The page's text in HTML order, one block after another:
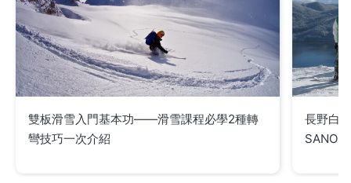
雙板滑雪入門基本功——滑雪課程必學2種轉
彎技巧一次介紹
長野白